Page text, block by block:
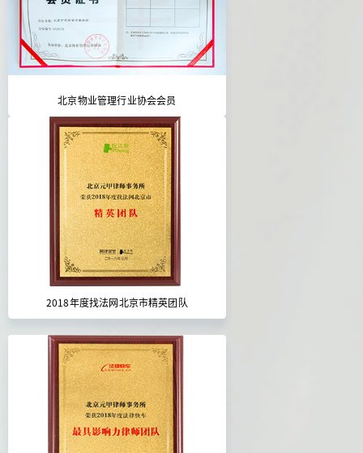
北京物业管理行业协会会员
2018年度找法网北京市精英团队